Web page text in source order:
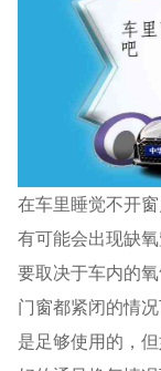
在车里睡觉不开
有可能会出现缺
要取决于车内的
门窗都紧闭的情
是足够使用的，